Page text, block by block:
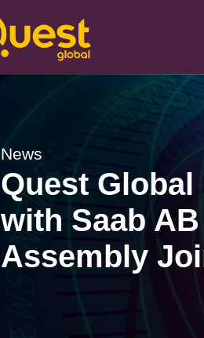
News
Quest
with Saab
Assembly